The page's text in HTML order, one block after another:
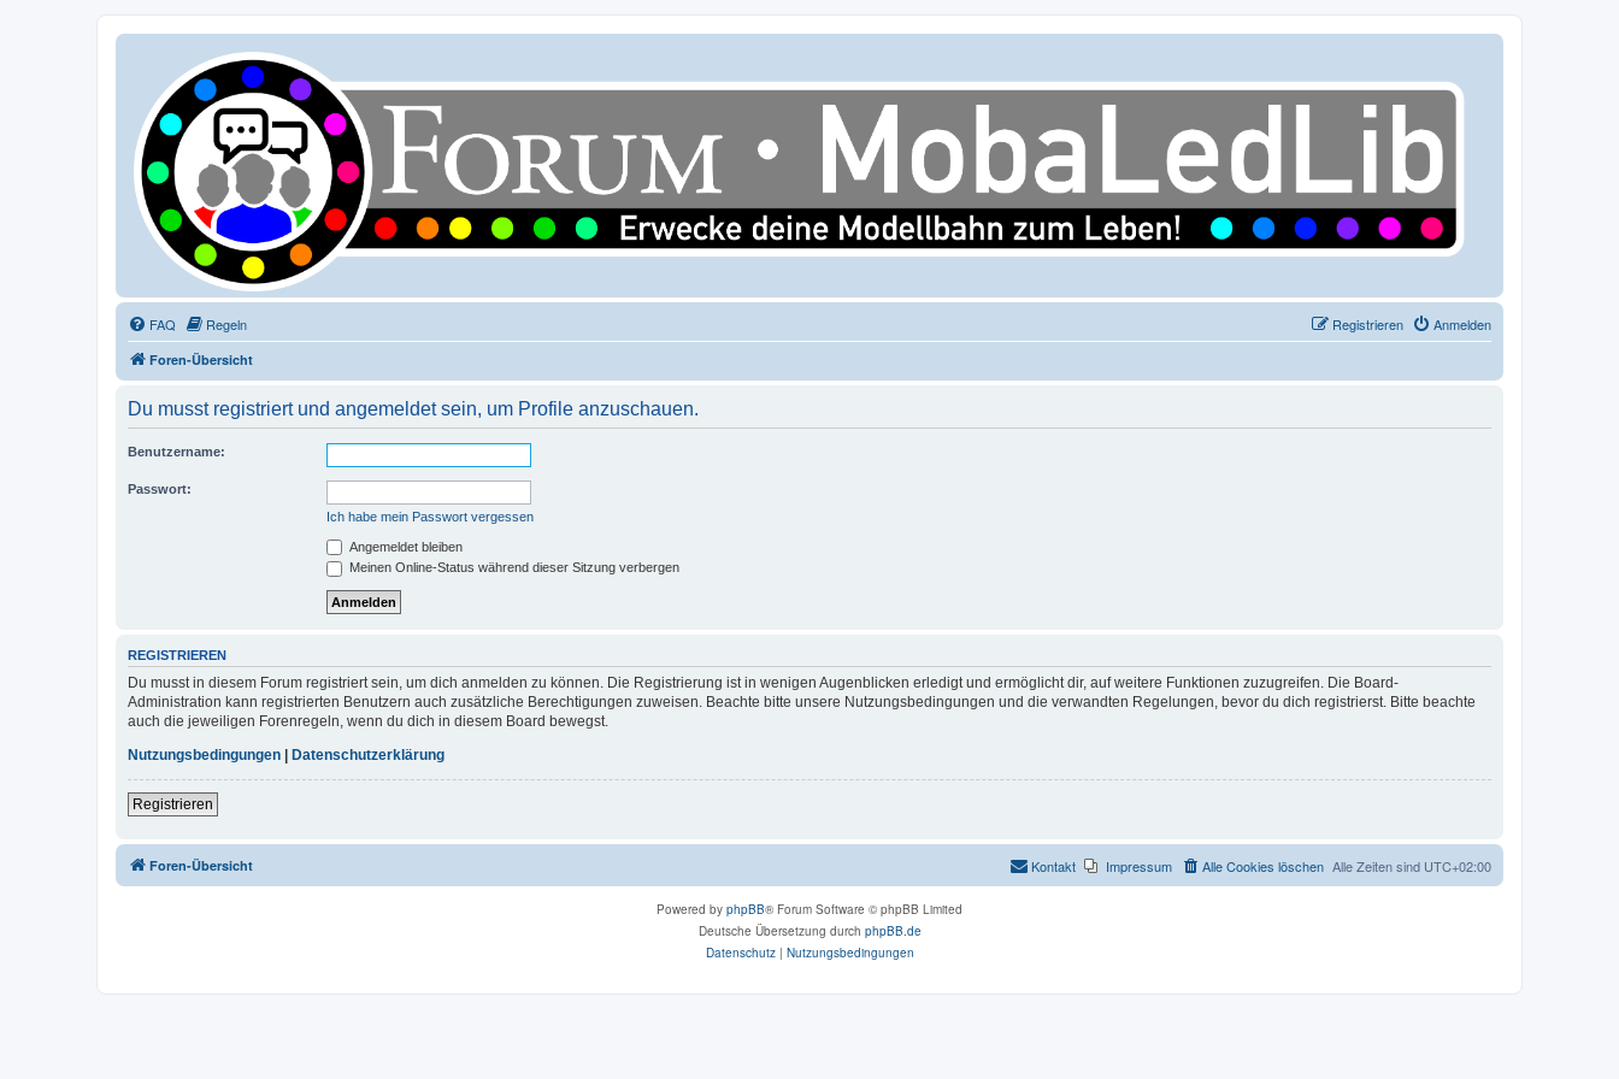
FAQ Regeln Anmelden
Registrieren
Foren-Übersicht
Du musst registriert und angemeldet sein, um Profile anzuschauen.
Benutzername:
Passwort:
Ich habe mein Passwort vergessen
Angemeldet bleiben
Meinen Online-Status während dieser Sitzung verbergen
REGISTRIEREN
Du musst in diesem Forum registriert sein, um dich anmelden zu können. Die Registrierung ist in wenigen Augenblicken erledigt und ermöglicht dir, auf weitere Funktionen zuzugreifen. Die Board-
Administration kann registrierten Benutzern auch zusätzliche Berechtigungen zuweisen. Beachte bitte unsere Nutzungsbedingungen und die verwandten Regelungen, bevor du dich registrierst. Bitte beachte
auch die jeweiligen Forenregeln, wenn du dich in diesem Board bewegst.
Nutzungsbedingungen
Datenschutzerklärung
Registrieren
Foren-Übersicht Alle Zeiten sind UTC+02:00
Alle Cookies löschen
Impressum
Kontakt
Powered by phpBB® Forum Software © phpBB Limited
Deutsche Übersetzung durch phpBB.de
Datenschutz| Nutzungsbedingungen